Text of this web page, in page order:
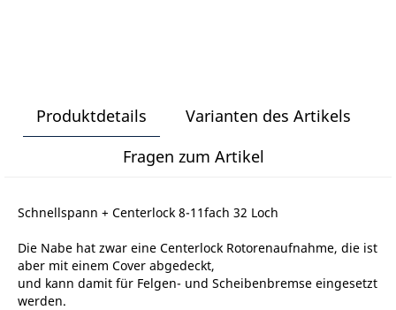
Produktdetails
Varianten des Artikels
Fragen zum Artikel
Schnellspann + Centerlock 8-11fach 32 Loch
Die Nabe hat zwar eine Centerlock Rotorenaufnahme, die ist
aber mit einem Cover abgedeckt,
und kann damit für Felgen- und Scheibenbremse eingesetzt
werden.